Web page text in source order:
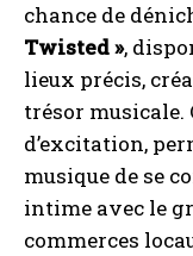
chance de
Twisted »,
lieux précis,
trésor musicale.
d’excitation,
musique de se
intime avec le
commerces